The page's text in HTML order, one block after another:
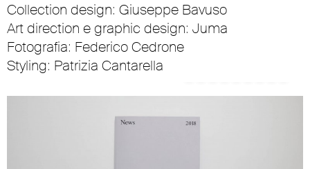
Collection design: Giuseppe Bavuso
Art direction e graphic design: Juma
Fotografia: Federico Cedrone
Styling: Patrizia Cantarella